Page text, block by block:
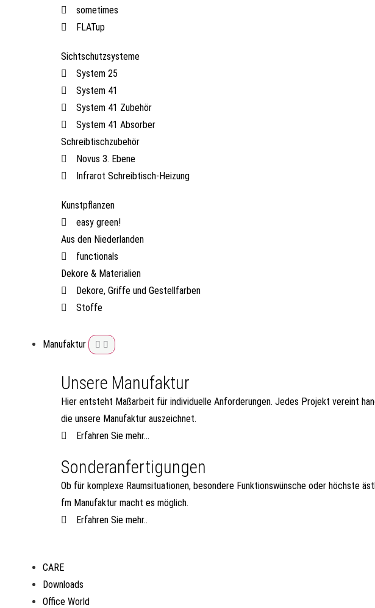
sometimes
FLATup
Sichtschutzsysteme
System 25
System 41
System 41 Zubehör
System 41 Absorber
Schreibtischzubehör
Novus 3. Ebene
Infrarot Schreibtisch-Heizung
Kunstpflanzen
easy green!
Aus den Niederlanden
functionals
Dekore & Materialien
Dekore, Griffe und Gestellfarben
Stoffe
Manufaktur
Unsere Manufaktur
Hier entsteht Maßarbeit für individuelle Anforderungen. Jedes Projekt vereint
die unsere Manufaktur auszeichnet.
Erfahren Sie mehr...
Sonderanfertigungen
Ob für komplexe Raumsituationen, besondere Funktionswünsche oder höchste
fm Manufaktur macht es möglich.
Erfahren Sie mehr..
CARE
Downloads
Office World